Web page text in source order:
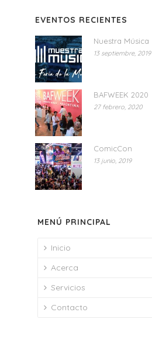
EVENTOS RECIENTES
Nuestra Música
13 septiembre, 2019
BAFWEEK 2020
27 febrero, 2020
ComicCon
13 junio, 2019
MENÚ PRINCIPAL
Inicio
Acerca
Servicios
Contacto